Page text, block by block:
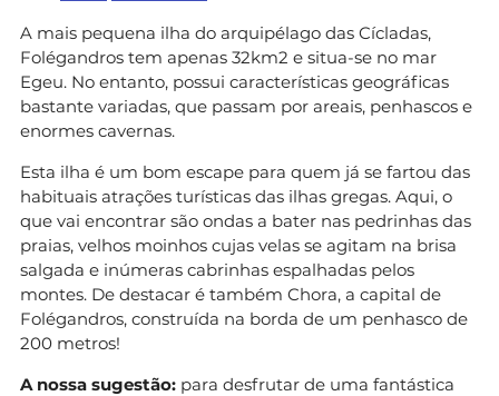
A mais pequena ilha do arquipélago das Cícladas,
Folégandros tem apenas 32km2 e situa-se no mar
Egeu. No entanto, possui características geográficas
bastante variadas, que passam por areais, penhascos e
enormes cavernas.
Esta ilha é um bom escape para quem já se fartou das
habituais atrações turísticas das ilhas gregas. Aqui, o
que vai encontrar são ondas a bater nas pedrinhas das
praias, velhos moinhos cujas velas se agitam na brisa
salgada e inúmeras cabrinhas espalhadas pelos
montes. De destacar é também Chora, a capital de
Folégandros, construída na borda de um penhasco de
200 metros!
A nossa sugestão: para desfrutar de uma fantástica